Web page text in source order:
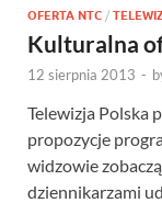
OFERTA NTC /
Kulturalna
12 sierpnia 2013 -
Telewizja Polska
propozycje
widzowie
dziennikarzami